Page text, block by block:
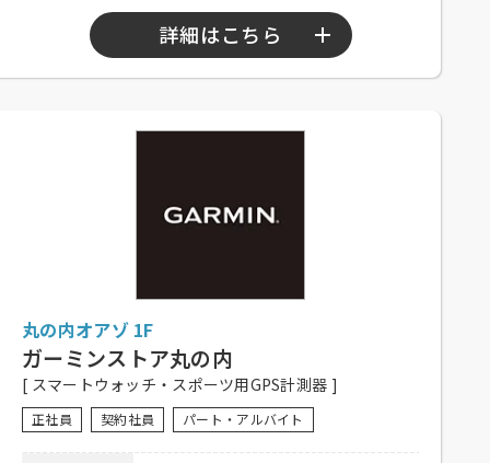
詳細はこちら
経験者可
ない有り、研修有り（時給変動なし）、制
服一部貸与、系列店スタッフ割引有り、交
通費一部支給（上限15,000円／月）
備考
履歴書不要！ぜひお気軽にご応募くださ
い。
丸の内オアゾ 1F
ガーミンストア丸の内
[ スマートウォッチ・スポーツ用GPS計測器 ]
正社員 契約社員 パート・アルバイト